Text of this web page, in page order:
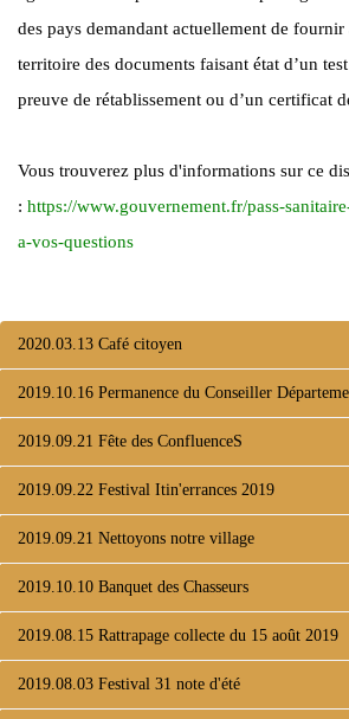
des pays demandant actuellement de fournir
territoire des documents faisant état d’un
preuve de rétablissement ou d’un certificat
Vous trouverez plus d'informations sur ce
: https://www.gouvernement.fr/pass-
a-vos-questions
2020.03.13 Café citoyen
2019.10.16 Permanence du Conseiller
2019.09.21 Fête des ConfluenceS
2019.09.22 Festival Itin'errances 2019
2019.09.21 Nettoyons notre village
2019.10.10 Banquet des Chasseurs
2019.08.15 Rattrapage collecte du 15 août 2019
2019.08.03 Festival 31 note d'été